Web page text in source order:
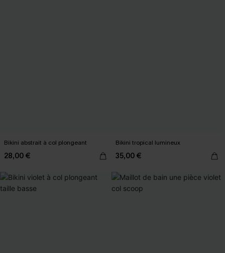
Bikini abstrait à col plongeant
28,00 €
Bikini tropical lumineux
35,00 €